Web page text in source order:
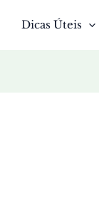
Dicas Úteis